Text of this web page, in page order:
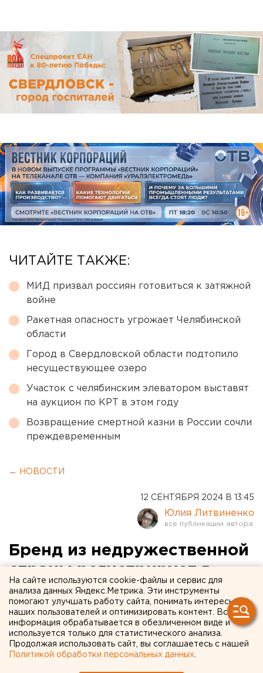
ЧИТАЙТЕ ТАКЖЕ:
МИД призвал россиян готовиться к затяжной
войне
Ракетная опасность угрожает Челябинской
области
Город в Свердловской области подтопило
несуществующее озеро
Участок с челябинским элеватором выставят
на аукцион по КРТ в этом году
Возвращение смертной казни в России сочли
преждевременным
← НОВОСТИ
12 СЕНТЯБРЯ 2024 В 13:45
Юлия Литвиненко
Бренд из недружественной
страны регистрирует в
России товарный знак Ohui.
ФОТО
На сайте используются cookie-файлы и сервис для
анализа данных Яндекс.Метрика. Эти инструменты
помогают улучшать работу сайта, понимать интересы
наших пользователей и оптимизировать контент. Вся
информация обрабатывается в обезличенном виде и
используется только для статистического анализа.
Продолжая использовать сайт, вы соглашаетесь с нашей
Политикой обработки персональных данных